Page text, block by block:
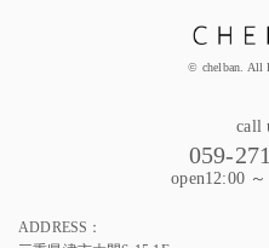
© chelban. All
call
059-
open12:00
ADDRESS：